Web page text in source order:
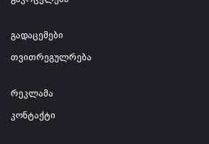
გადაცემები
თვითრეგულრება
რეკლამა
კონტაქტი